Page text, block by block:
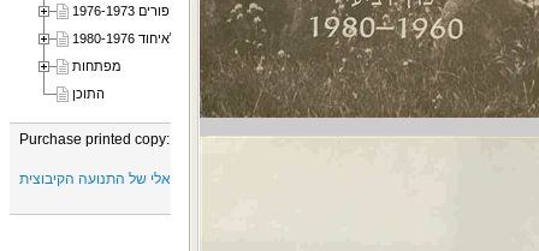
שער שלישי: משבריום-הכיפורים 1976-1973
שער רביעי: בדרךלאיחוד 1980-1976
מפתחות
התוכן
Purchase printed copy: